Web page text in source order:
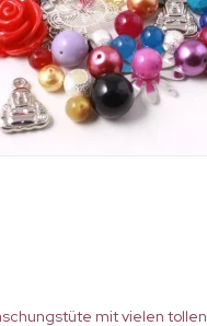
mit vielen tollen